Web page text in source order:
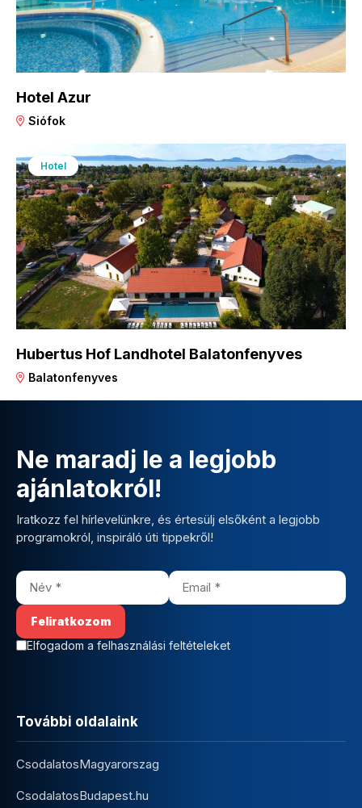
Hotel Azur
Siófok
Hotel
Hubertus Hof Landhotel Balatonfenyves
Balatonfenyves
Ne maradj le a legjobb
ajánlatokról!
Iratkozz fel hírlevelünkre, és értesülj elsőként a legjobb
programokról, inspiráló úti tippekről!
Elfogadom a felhasználási feltételeket
További oldalaink
CsodalatosMagyarorszag
CsodalatosBudapest.hu